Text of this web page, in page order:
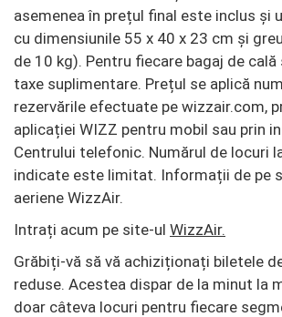
asemenea în prețul final este inclus și
cu dimensiunile 55 x 40 x 23 cm și
de 10 kg). Pentru fiecare bagaj de cală
taxe suplimentare. Prețul se aplică
rezervările efectuate pe wizzair.com,
aplicației WIZZ pentru mobil sau prin
Centrului telefonic. Numărul de locuri
indicate este limitat. Informații de pe
aeriene WizzAir.
Intrați acum pe site-ul WizzAir.
Grăbiți-vă să vă achiziționați biletele
reduse. Acestea dispar de la minut la
doar câteva locuri pentru fiecare